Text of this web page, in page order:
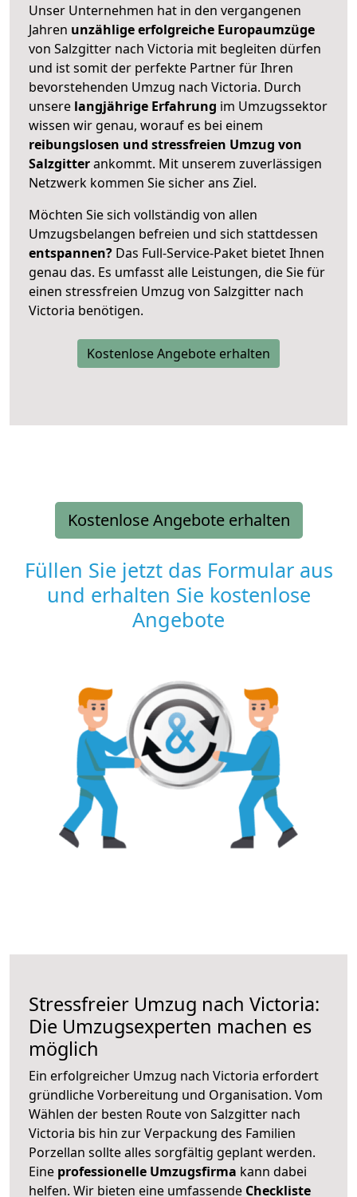
Unser Unternehmen hat in den vergangenen
Jahren unzählige erfolgreiche Europaumzüge
von Salzgitter nach Victoria mit begleiten dürfen
und ist somit der perfekte Partner für Ihren
bevorstehenden Umzug nach Victoria. Durch
unsere langjährige Erfahrung im Umzugssektor
wissen wir genau, worauf es bei einem
reibungslosen und stressfreien Umzug von
Salzgitterankommt. Mit unserem zuverlässigen
Netzwerk kommen Sie sicher ans Ziel.
Möchten Sie sich vollständig von allen
Umzugsbelangen befreien und sich stattdessen
entspannen? Das Full-Service-Paket bietet Ihnen
genau das. Es umfasst alle Leistungen, die Sie für
einen stressfreien Umzug von Salzgitter nach
Victoria benötigen.
Kostenlose Angebote erhalten
Kostenlose Angebote erhalten
Füllen Sie jetzt das Formular aus
und erhalten Sie kostenlose
Angebote
Stressfreier Umzug nach Victoria:
Die Umzugsexperten machen es
möglich
Ein erfolgreicher Umzug nach Victoria erfordert
gründliche Vorbereitung und Organisation. Vom
Wählen der besten Route von Salzgitter nach
Victoria bis hin zur Verpackung des Familien
Porzellan sollte alles sorgfältig geplant werden.
Eine professionelle Umzugsfirma kann dabei
helfen. Wir bieten eine umfassende Checkliste